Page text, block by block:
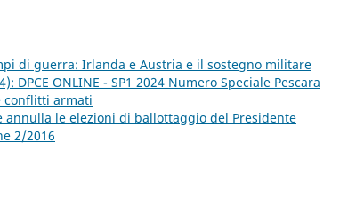
di guerra: Irlanda e Austria e il sostegno militare
DPCE ONLINE - SP1 2024 Numero Speciale Pescara
conflitti armati
annulla le elezioni di ballottaggio del Presidente
2/2016